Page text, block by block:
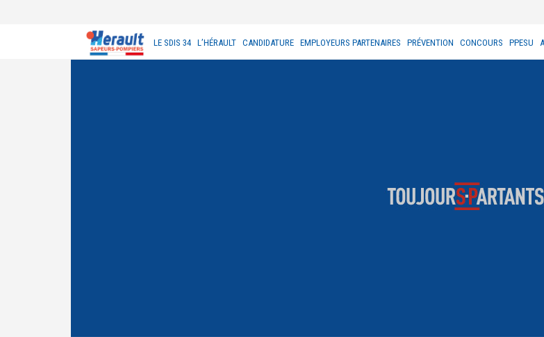
LE SDIS 34 L’HÉRAULT CANDIDATURE EMPLOYEURS PARTENAIRES PRÉVENTION CONCOURS PPESU